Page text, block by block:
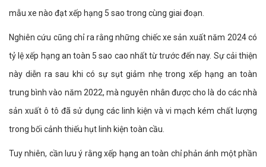
mẫu xe nào đạt xếp hạng 5 sao trong cùng giai đoạn.
Nghiên cứu cũng chỉ ra rằng những chiếc xe sản xuất năm 2024 có
tỷ lệ xếp hạng an toàn 5 sao cao nhất từ trước đến nay. Sự cải thiện
này diễn ra sau khi có sự sụt giảm nhẹ trong xếp hạng an toàn
trung bình vào năm 2022, mà nguyên nhân được cho là do các nhà
sản xuất ô tô đã sử dụng các linh kiện và vi mạch kém chất lượng
trong bối cảnh thiếu hụt linh kiện toàn cầu.
Tuy nhiên, cần lưu ý rằng xếp hạng an toàn chỉ phản ánh một phần